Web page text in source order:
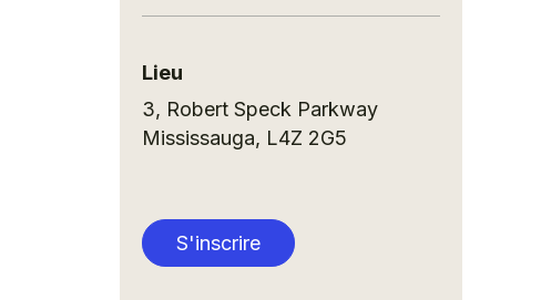
Lieu
3, Robert Speck Parkway
Mississauga, L4Z 2G5
S'inscrire